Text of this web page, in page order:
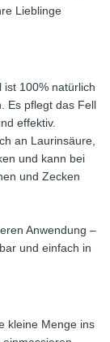
Lieblinge
ist 100% natürlich
Es pflegt das Fell
effektiv.
an Laurinsäure,
und kann bei
und Zecken
Anwendung –
und einfach in
kleine Menge ins